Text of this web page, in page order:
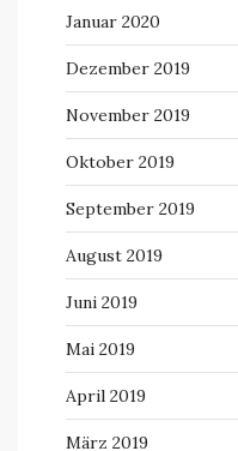
Januar 2020
Dezember 2019
November 2019
Oktober 2019
September 2019
August 2019
Juni 2019
Mai 2019
April 2019
März 2019